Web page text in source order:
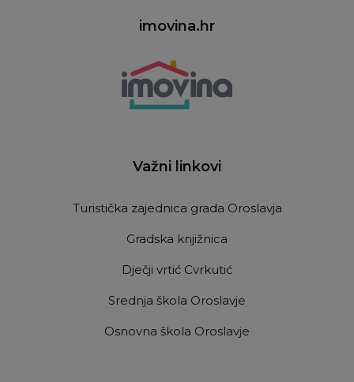
imovina.hr
Važni linkovi
Turistička zajednica grada Oroslavja
Gradska knjižnica
Dječji vrtić Cvrkutić
Srednja škola Oroslavje
Osnovna škola Oroslavje